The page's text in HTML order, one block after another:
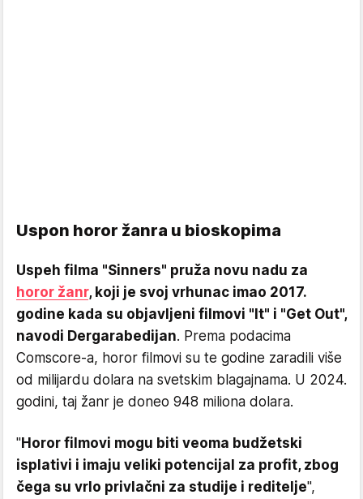
Uspon horor žanra u bioskopima
Uspeh filma "Sinners" pruža novu nadu za
horor žanr, koji je svoj vrhunac imao 2017.
godine kada su objavljeni filmovi "It" i "Get Out",
navodi Dergarabedijan. Prema podacima
Comscore-a, horor filmovi su te godine zaradili više
od milijardu dolara na svetskim blagajnama. U 2024.
godini, taj žanr je doneo 948 miliona dolara.
"Horor filmovi mogu biti veoma budžetski
isplativi i imaju veliki potencijal za profit, zbog
čega su vrlo privlačni za studije i reditelje",